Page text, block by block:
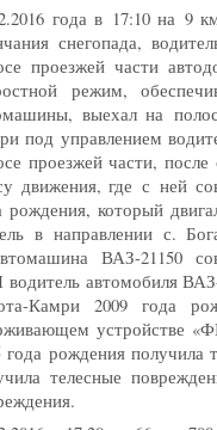
года в 17:10 на 9
снегопада,
проезжей части
режим,
выехал на
под управлением
проезжей части,
движения, где с ней
рождения, который
в направлении с.
ВАЗ-21150
автомобиля
Камри 2009 года
устройстве «
года рождения
телесные